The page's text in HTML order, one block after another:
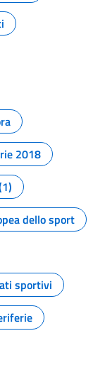
2018
dello sport
sportivi